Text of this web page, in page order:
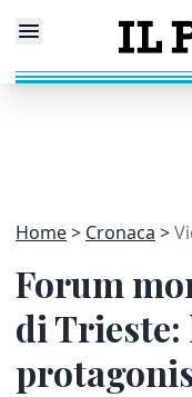
Home Cronaca
Forum
di Trieste: